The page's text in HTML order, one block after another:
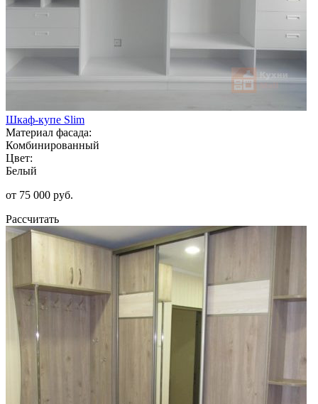
Шкаф-купе Slim
Материал фасада:
Комбинированный
Цвет:
Белый
от 75 000 руб.
Рассчитать